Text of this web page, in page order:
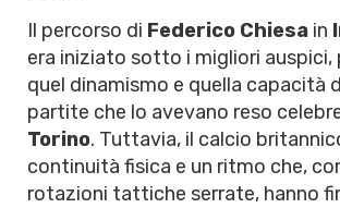
Il percorso di Federico Chiesa in
era iniziato sotto i migliori auspici,
quel dinamismo e quella capacità
partite che lo avevano reso
Torino. Tuttavia, il calcio
continuità fisica e un ritmo che,
rotazioni tattiche serrate, hanno